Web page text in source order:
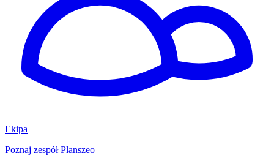
Ekipa
Poznaj zespół Planszeo